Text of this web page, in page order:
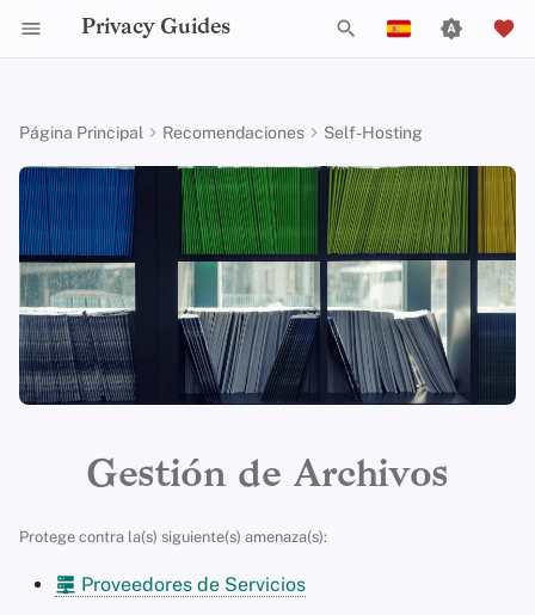
Privacy Guides
i
c
i
a
l
i
Español
Français
עִברִית
Italiano
Nederlands
中文 (繁體)
中文 (繁體，台灣)
Por Qué es Importante la
Privacidad
¿Qué son los modelos de
amenaza?
Amenazas comunes
Conceptos Erróneos
Creación de Cuenta
Eliminación de Cuenta
Aspectos Tecnológicos
Introducción a las
Contraseñas
Autenticación
Multifactor
Eligiendo Tu Hardware
Seguridad del correo
Vista General de VPN
Resumen DNS
Resumen de Tor
Pagos Privados
Tipos de redes de
comunicación
Resumen de Android
Resumen de iOS
Resumen de Linux
Resumen de macOS
Resumen de Qubes
Windows
Gestión de Fotografías
PhotoPrism
Compartir y sincronizar archivos
FreedomBox
Nextcloud
Tor Browser
Navegadores de
Escritorio
Navegadores Móviles
Extensiones de
Navegador
Almacenamiento en la
Nube
Servicios de Eliminación
de Datos
Solucionadores DNS
Alias de correo
Servicios de Correo
Chat IA
Sincronización del
Calendario
Criptomonedas
Edición de Datos y
Metadatos
Colaboración en
Documentos
Clientes de Correo
Teléfonos celulares
Llaves de seguridad
Android Distribuciones
Aplicaciones Generales
Obtener Aplicaciones
Escritorio/PC
Firmware del Router
Redes Alternativas
Integridad del
Dispositivo
Activist Toolbox Check Your Laws
Choose Your Tools
Expand Your Perspective
Support The Community
Build Alliances
Make It Accessible
Legal Resources
Data Protection
Sobre Privacy Guides
Donar
Miembros del Equipo
Políticas
Criterios Generales
Política de Aceptación de
Donaciones
Política Ejecutiva
Política de Privacidad
Responsabilidad
Comunidad
Puestos de Trabajo
Colaboradores
Servicios en línea
Código de Conducta
Estadísticas de tráfico
Contribuir
Guía de Redacción
Guías Técnicas
Página Principal Recomendaciones Self-Hosting
Gestión de Archivos
Protege contra la(s) siguiente(s) amenaza(s):
Proveedores de Servicios